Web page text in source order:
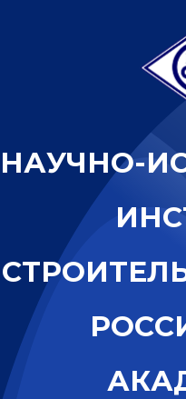
НАУЧНО-И
ИНС
СТРОИТЕЛ
РОСС
АКА